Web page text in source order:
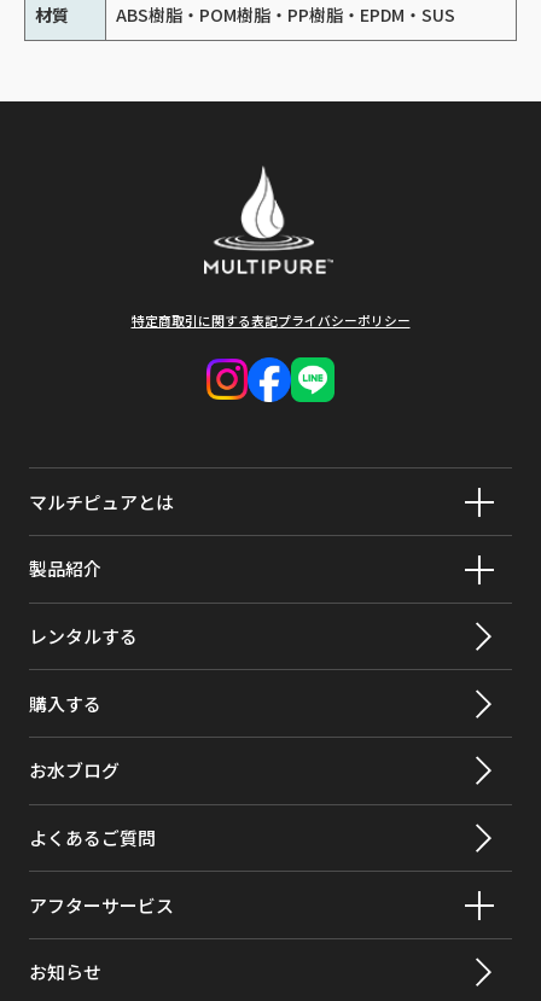
材質 ABS樹脂・POM樹脂・PP樹脂・EPDM・SUS
特定商取引に関する表記プライバシーポリシー
マルチピュアとは
製品紹介
レンタルする
購入する
お水ブログ
よくあるご質問
アフターサービス
お知らせ